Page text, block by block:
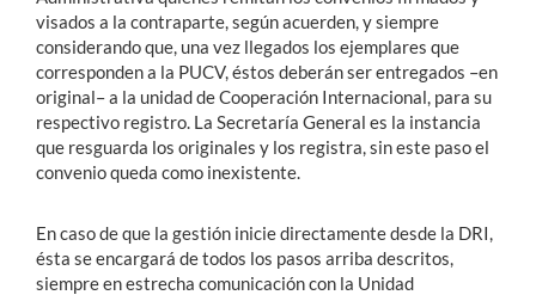
visados a la contraparte, según acuerden, y siempre
considerando que, una vez llegados los ejemplares que
corresponden a la PUCV, éstos deberán ser entregados –en
original– a la unidad de Cooperación Internacional, para su
respectivo registro. La Secretaría General es la instancia
que resguarda los originales y los registra, sin este paso el
convenio queda como inexistente.
En caso de que la gestión inicie directamente desde la DRI,
ésta se encargará de todos los pasos arriba descritos,
siempre en estrecha comunicación con la Unidad